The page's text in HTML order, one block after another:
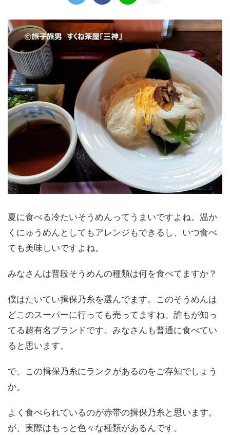
夏に食べる冷たいそうめんってうまいですよね。温か
くにゅうめんとしてもアレンジもできるし、いつ食べ
ても美味しいですよね。
みなさんは普段そうめんの種類は何を食べてますか？
僕はたいてい揖保乃糸を選んでます。このそうめんは
どこのスーパーに行っても売ってますね。誰もが知っ
てる超有名ブランドです。みなさんも普通に食べてい
ると思います。
で、この揖保乃糸にランクがあるのをご存知でしょう
か。
よく食べられているのが赤帯の揖保乃糸と思います。
が、実際はもっと色々な種類があるんです。